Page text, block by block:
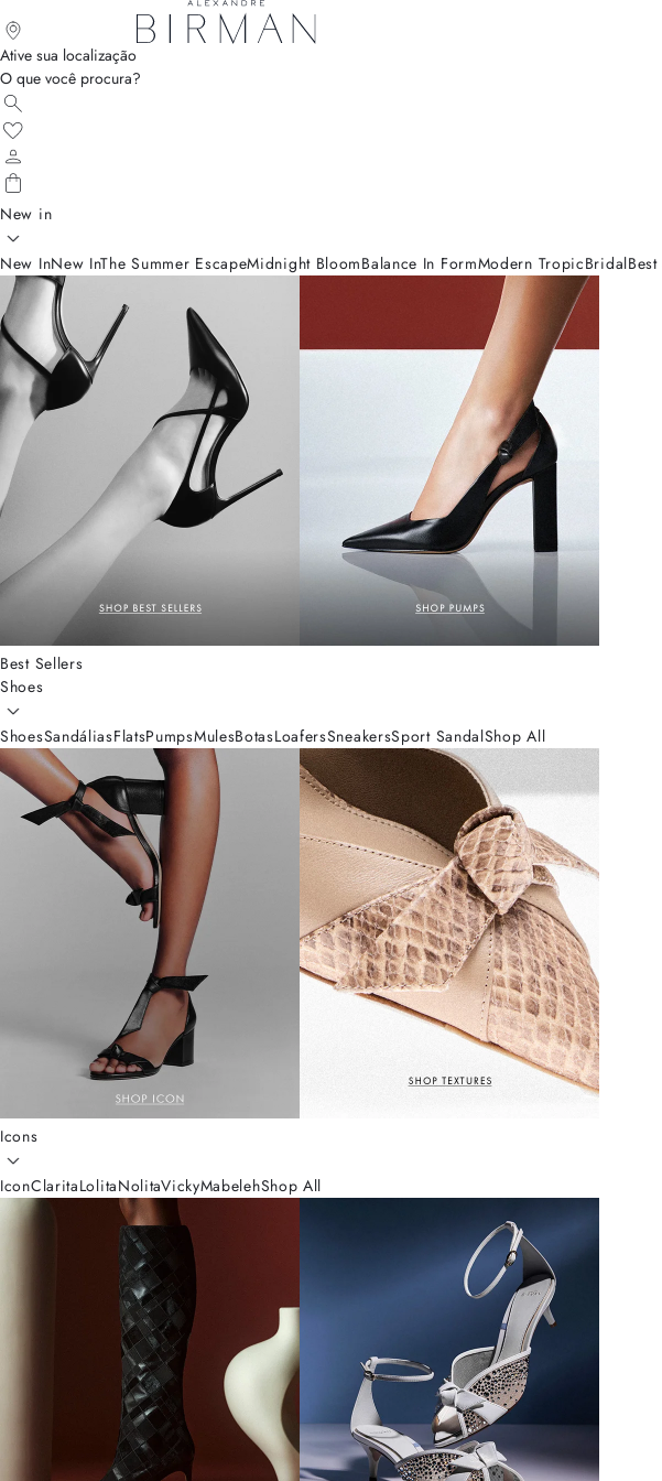
Ative sua localização
O que você procura?
New in
New InNew InThe Summer EscapeMidnight BloomBalance In FormModern TropicBridal
Best Sellers
Shoes
ShoesSandáliasFlatsPumpsMulesBotasLoafersSneakersSport SandalShop All
Icons
IconClaritaLolitaNolitaVickyMabelehShop All